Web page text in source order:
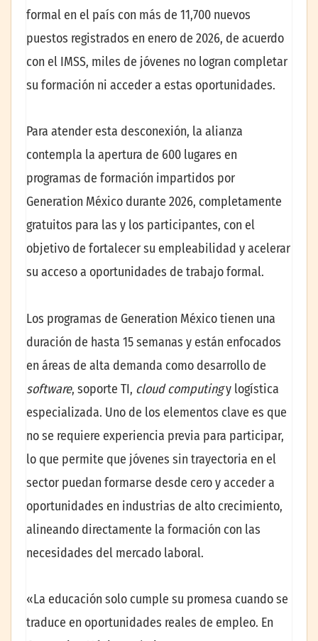
formal en el país con más de 11,700 nuevos
puestos registrados en enero de 2026, de acuerdo
con el IMSS, miles de jóvenes no logran completar
su formación ni acceder a estas oportunidades.
Para atender esta desconexión, la alianza
contempla la apertura de 600 lugares en
programas de formación impartidos por
Generation México durante 2026, completamente
gratuitos para las y los participantes, con el
objetivo de fortalecer su empleabilidad y acelerar
su acceso a oportunidades de trabajo formal.
Los programas de Generation México tienen una
duración de hasta 15 semanas y están enfocados
en áreas de alta demanda como desarrollo de
software, soporte TI, cloud computingy logística
especializada. Uno de los elementos clave es que
no se requiere experiencia previa para participar,
lo que permite que jóvenes sin trayectoria en el
sector puedan formarse desde cero y acceder a
oportunidades en industrias de alto crecimiento,
alineando directamente la formación con las
necesidades del mercado laboral.
«La educación solo cumple su promesa cuando se
traduce en oportunidades reales de empleo. En